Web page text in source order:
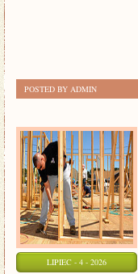
POSTED BY ADMIN
LIPIEC - 4 - 2026